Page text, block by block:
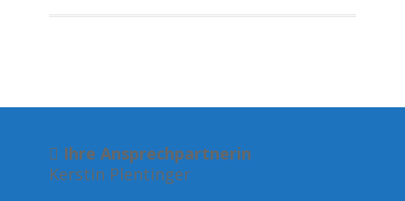
Ihre Ansprechpartnerin
Kerstin Plentinger